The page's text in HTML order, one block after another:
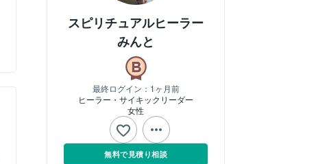
スピリチュアルヒーラー
みんと
最終ログイン： 1ヶ月前
ヒーラー・サイキックリーダー
女性
無料で見積り相談